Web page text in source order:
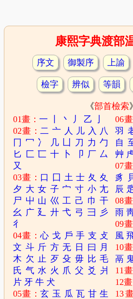
康熙字典渡部
序文 御製序 上諭
檢字 辨似 等韻
《部首檢索》
01畫：一 丶 丿 乙
02畫：二 亠 人 儿 入 八
冂 冖 冫 几 凵 刀 力 勹
匕 匚 匸 十 卜 卩 厂 厶
又
03畫： 口 囗 土 士 夂 夊
夕 大 女 子 宀 寸 小 尢
尸 屮 山 巛 工 己 巾 干
幺 广 廴 廾 弋 弓 彐
彡
彳
04畫：心 戈 戶 手 支 攴
文 斗 斤 方 无 日 曰 月
木 欠 止 歹 殳 毋 比 毛
氏 气 水 火 爪 父 爻 爿
片 牙 牛 犬
05畫：玄 玉 瓜 瓦 甘 生
06
羽
自
艸
07畫
豸
辰
08
雨
09畫
風
10
鬲
11
12
13